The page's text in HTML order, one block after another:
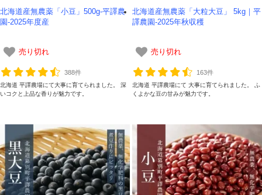
北海道産無農薬「小豆」500g-平譯農
園-2025年度産
売り切れ
388件
北海道 平譯農場にて大事に育てられました。 深
いコクと上品な香りが魅力です。
北海道産無農薬「大粒大豆」 5kg｜平
譯農園-2025年秋収穫
売り切れ
163件
北海道 平譯農場にて 大事に育てられました。 ふ
くよかな豆の甘みが魅力です。